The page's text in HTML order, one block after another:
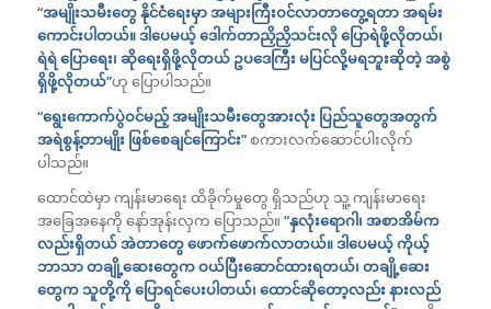
“အမျိုးသမီးတွေ နိုင်ငံရေးမှာ အများကြီးဝင်လာတာတွေ့ရတာ အရမ်း
ကောင်းပါတယ်။ ဒါပေမယ့် ဒေါက်တာညှိညှိသင်းလို ပြောရဲဖို့လိုတယ်၊
ရဲရဲ ပြောရေး၊ ဆိုရေးရှိဖို့လိုတယ် ဥပဒေကြီး မပြင်လို့မရဘူးဆိုတဲ့ အစွဲ
ရှိဖို့လိုတယ်”ဟု ပြောပါသည်။
“ရွေးကောက်ပွဲဝင်မည့် အမျိုးသမီးတွေအားလုံး ပြည်သူတွေအတွက်
အရဲစွန့်တာမျိုး ဖြစ်စေချင်ကြောင်း”စကားလက်ဆောင်ပါးလိုက်
ပါသည်။
ထောင်ထဲမှာ ကျန်းမာရေး ထိခိုက်မှုတွေ ရှိသည်ဟု သူ့ ကျန်းမာရေး
အခြေအနေကို နော်အုန်းလှက ပြောသည်။ “နှလုံးရောဂါ၊ အစာအိမ်က
လည်းရှိတယ် အဲတာတွေ ဖောက်ဖောက်လာတယ်။ ဒါပေမယ့် ကိုယ့်
ဘာသာ တချို့ဆေးတွေက ဝယ်ပြီးဆောင်ထားရတယ်၊ တချို့ဆေး
တွေက သူတို့ကို ပြောရင်ပေးပါတယ်၊ ထောင်ဆိုတော့လည်း နားလည်